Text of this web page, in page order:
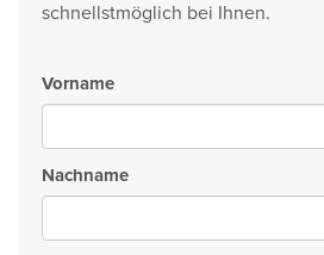
schnellstmöglich bei Ihnen.
Vorname
Nachname